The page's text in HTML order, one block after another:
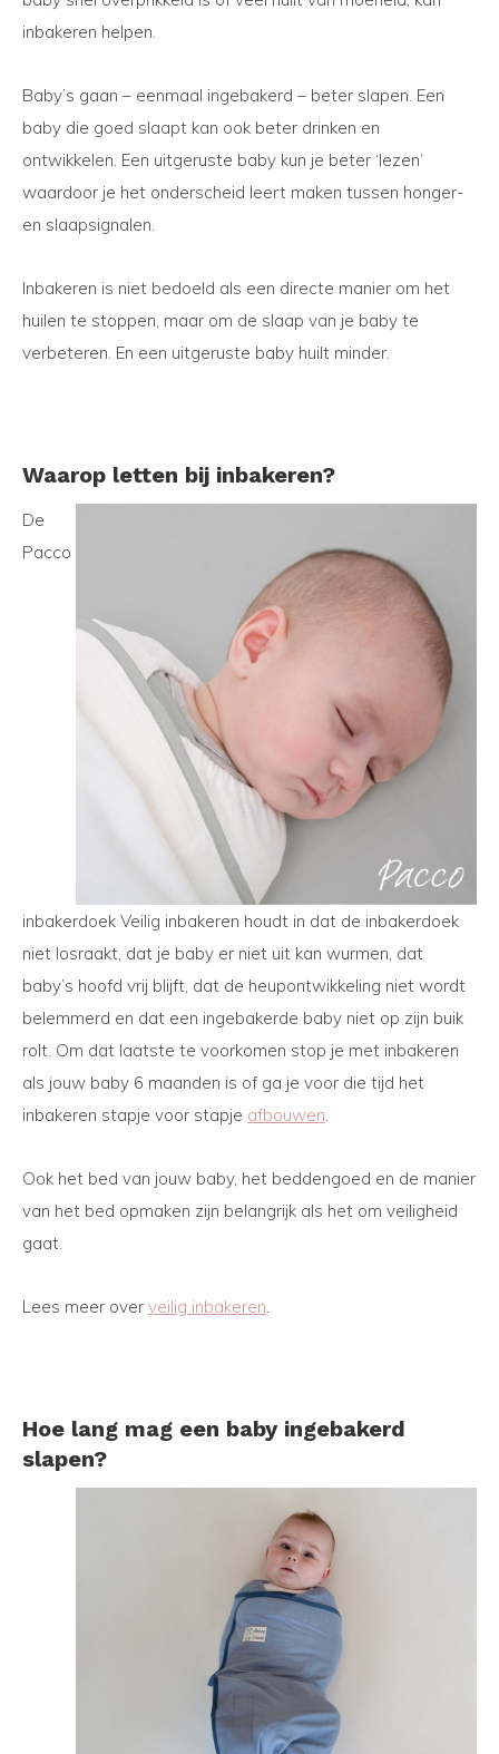
inbakeren helpen.
Baby’s gaan – eenmaal ingebakerd – beter slapen. Een
baby die goed slaapt kan ook beter drinken en
ontwikkelen. Een uitgeruste baby kun je beter ‘lezen’
waardoor je het onderscheid leert maken tussen honger-
en slaapsignalen.
Inbakeren is niet bedoeld als een directe manier om het
huilen te stoppen, maar om de slaap van je baby te
verbeteren. En een uitgeruste baby huilt minder.
Waarop letten bij inbakeren?
De
Pacco
inbakerdoek Veilig inbakeren houdt in dat de inbakerdoek
niet losraakt, dat je baby er niet uit kan wurmen, dat
baby’s hoofd vrij blijft, dat de heupontwikkeling niet wordt
belemmerd en dat een ingebakerde baby niet op zijn buik
rolt. Om dat laatste te voorkomen stop je met inbakeren
als jouw baby 6 maanden is of ga je voor die tijd het
inbakeren stapje voor stapje afbouwen.
Ook het bed van jouw baby, het beddengoed en de manier
van het bed opmaken zijn belangrijk als het om veiligheid
gaat.
Lees meer over veilig inbakeren.
Hoe lang mag een baby ingebakerd
slapen?